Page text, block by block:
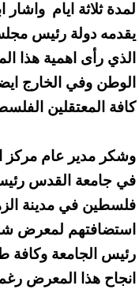
لمدة ثلاثة ايام واشار
يقدمه دولة رئيس
الذي رأى اهمية هذا
الوطن وفي الخارج
كافة المعتقلين
وشكر مدير عام مركز
في جامعة القدس
فلسطين في مدينة
استضافتهم لمعرض
رئيس الجامعة
انجاح هذا المعرض